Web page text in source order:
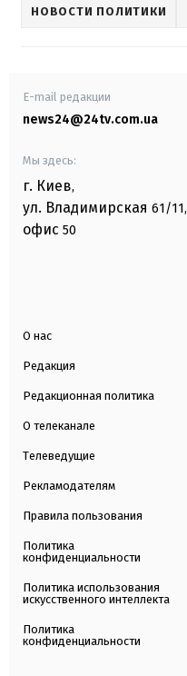
НОВОСТИ ПОЛИТИКИ
E-mail редакции
news24@24tv.com.ua
Мы здесь:
г. Киев,
ул. Владимирская 61/11,
офис 50
О нас
Редакция
Редакционная политика
О телеканале
Телеведущие
Рекламодателям
Правила пользования
Политика
конфиденциальности
Политика использования
искусственного интеллекта
Политика
конфиденциальности